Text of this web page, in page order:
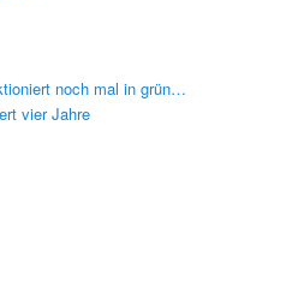
noch mal in grün…
vier Jahre